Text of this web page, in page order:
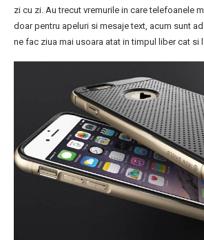
zi cu zi. Au trecut vremurile in care telefoanele
doar pentru apeluri si mesaje text, acum sunt
ne fac ziua mai usoara atat in timpul liber cat si